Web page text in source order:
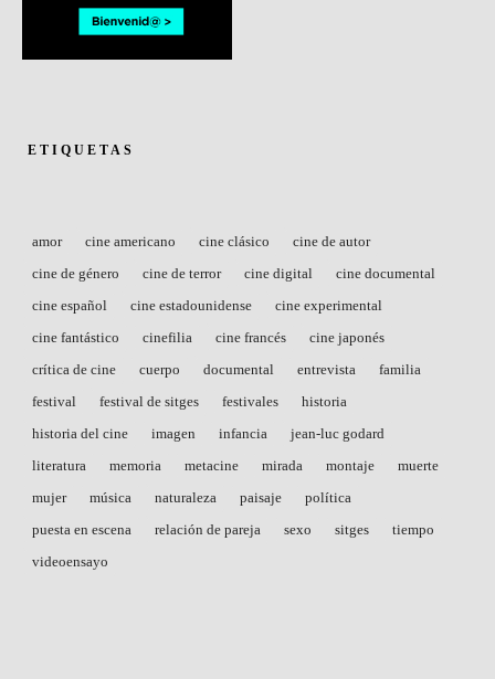
ETIQUETAS
amor cine americano cine clásico
cine de autor
cine de género
cine de terror cine digital
cine documental
cine español
cine estadounidense
cine experimental
cine fantástico
cinefilia cine francés
cine japonés
crítica de cine
cuerpo documental entrevista
familia
festival
festival de sitges festivales
historia
historia del cine
imagen infancia
jean-luc godard
literatura
memoria metacine mirada montaje
muerte
mujer
música naturaleza paisaje
política
puesta en escena
relación de pareja sexo sitges
tiempo
videoensayo